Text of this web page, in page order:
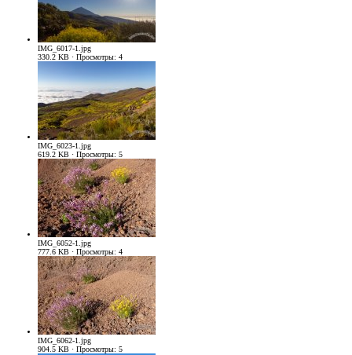
IMG_6017-1.jpg
330.2 KB · Просмотры: 4
IMG_6023-1.jpg
619.2 KB · Просмотры: 5
IMG_6052-1.jpg
777.6 KB · Просмотры: 4
IMG_6062-1.jpg
904.5 KB · Просмотры: 5